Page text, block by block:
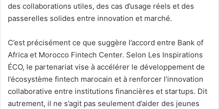
des collaborations utiles, des cas d’usage réels et des
passerelles solides entre innovation et marché.
C’est précisément ce que suggère l’accord entre Bank of
Africa et Morocco Fintech Center. Selon Les Inspirations
ÉCO, le partenariat vise à accélérer le développement de
l’écosystème fintech marocain et à renforcer l’innovation
collaborative entre institutions financières et startups. Dit
autrement, il ne s’agit pas seulement d’aider des jeunes